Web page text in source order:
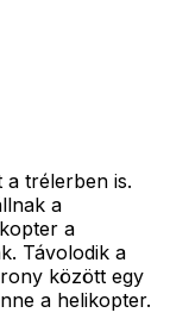
a trélerben is.
a
a
Távolodik a
között egy
a helikopter.